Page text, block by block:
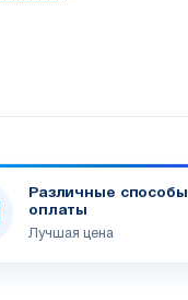
Различные способы
оплаты
Лучшая цена